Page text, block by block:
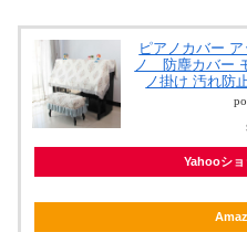
ピアノカバー
ノ 防塵カバー
ノ掛け 汚れ防
Yahooシ